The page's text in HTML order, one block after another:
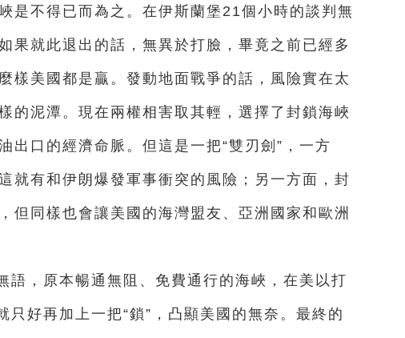
是不得已而為之。在伊斯蘭堡21個小時的談判無
果就此退出的話，無異於打臉，畢竟之前已經多
樣美國都是贏。發動地面戰爭的話，風險實在太
的泥潭。現在兩權相害取其輕，選擇了封鎖海峽
出口的經濟命脈。但這是一把“雙刃劍”，一方
就有和伊朗爆發軍事衝突的風險；另一方面，封
但同樣也會讓美國的海灣盟友、亞洲國家和歐洲
語，原本暢通無阻、免費通行的海峽，在美以打
只好再加上一把“鎖”，凸顯美國的無奈。最終的